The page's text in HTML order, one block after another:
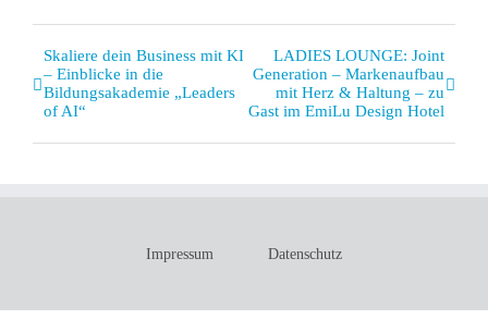
Veranstaltung
Navigation
Skaliere dein Business mit KI
– Einblicke in die
Bildungsakademie „Leaders
of AI“
LADIES LOUNGE: Joint
Generation – Markenaufbau
mit Herz & Haltung – zu
Gast im EmiLu Design Hotel
Impressum Datenschutz